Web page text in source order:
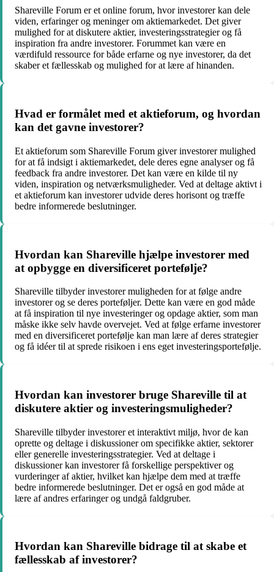
Shareville Forum er et online forum, hvor investorer kan dele
viden, erfaringer og meninger om aktiemarkedet. Det giver
mulighed for at diskutere aktier, investeringsstrategier og få
inspiration fra andre investorer. Forummet kan være en
værdifuld ressource for både erfarne og nye investorer, da det
skaber et fællesskab og mulighed for at lære af hinanden.
Hvad er formålet med et aktieforum, og hvordan
kan det gavne investorer?
Et aktieforum som Shareville Forum giver investorer mulighed
for at få indsigt i aktiemarkedet, dele deres egne analyser og få
feedback fra andre investorer. Det kan være en kilde til ny
viden, inspiration og netværksmuligheder. Ved at deltage aktivt i
et aktieforum kan investorer udvide deres horisont og træffe
bedre informerede beslutninger.
Hvordan kan Shareville hjælpe investorer med
at opbygge en diversificeret portefølje?
Shareville tilbyder investorer muligheden for at følge andre
investorer og se deres porteføljer. Dette kan være en god måde
at få inspiration til nye investeringer og opdage aktier, som man
måske ikke selv havde overvejet. Ved at følge erfarne investorer
med en diversificeret portefølje kan man lære af deres strategier
og få idéer til at sprede risikoen i ens eget investeringsportefølje.
Hvordan kan investorer bruge Shareville til at
diskutere aktier og investeringsmuligheder?
Shareville tilbyder investorer et interaktivt miljø, hvor de kan
oprette og deltage i diskussioner om specifikke aktier, sektorer
eller generelle investeringsstrategier. Ved at deltage i
diskussioner kan investorer få forskellige perspektiver og
vurderinger af aktier, hvilket kan hjælpe dem med at træffe
bedre informerede beslutninger. Det er også en god måde at
lære af andres erfaringer og undgå faldgruber.
Hvordan kan Shareville bidrage til at skabe et
fællesskab af investorer?